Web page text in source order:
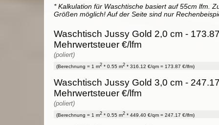
* Kalkulation für Waschtische basiert auf 55cm lfm.
Größen möglich! Auf der Seite sind nur
Waschtisch Jussy Gold 2,0 cm -
Mehrwertsteuer €/lfm
(poliert)
(Berechnung = 1 m2 * 0.55 m2 * 316.12 €/qm = 173.87 €/lfm)
Waschtisch Jussy Gold 3,0 cm -
Mehrwertsteuer €/lfm
(poliert)
(Berechnung = 1 m2 * 0.55 m2 * 449.40 €/qm = 247.17 €/lfm)